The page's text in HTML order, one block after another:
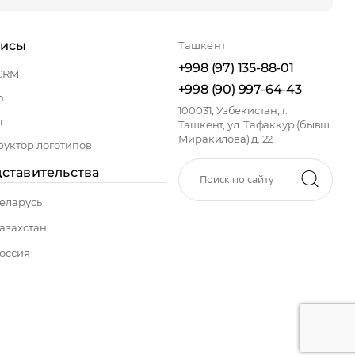
логотипов
Ташкент
+998 (97) 135-88-01
+998 (90) 997-64-43
100031, Узбекистан, г.
Ташкент, ул. Тафаккур (бывш.
Миракилова) д. 22